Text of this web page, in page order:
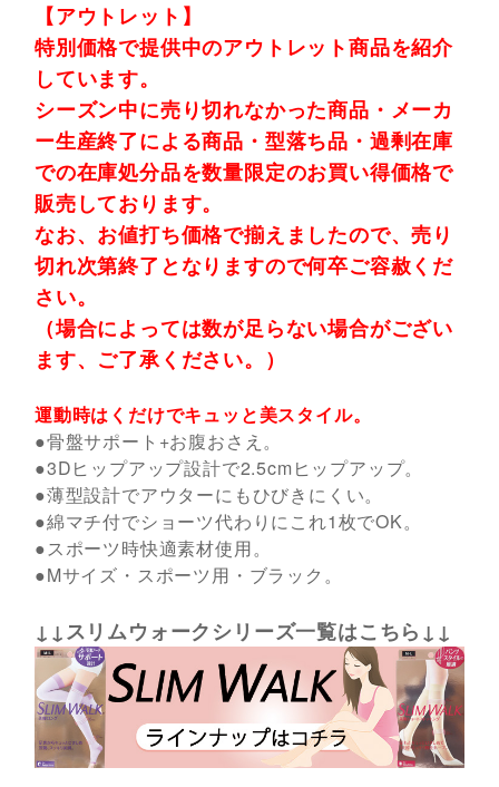
【アウトレット】
特別価格で提供中のアウトレット商品を紹介
しています。
シーズン中に売り切れなかった商品・メーカ
ー生産終了による商品・型落ち品・過剰在庫
での在庫処分品を数量限定のお買い得価格で
販売しております。
なお、お値打ち価格で揃えましたので、売り
切れ次第終了となりますので何卒ご容赦くだ
さい。
（場合によっては数が足らない場合がござい
ます、ご了承ください。）
運動時はくだけでキュッと美スタイル。
●骨盤サポート+お腹おさえ。
●3Dヒップアップ設計で2.5cmヒップアップ。
●薄型設計でアウターにもひびきにくい。
●綿マチ付でショーツ代わりにこれ1枚でOK。
●スポーツ時快適素材使用。
●Mサイズ・スポーツ用・ブラック。
↓↓スリムウォークシリーズ一覧はこちら↓↓